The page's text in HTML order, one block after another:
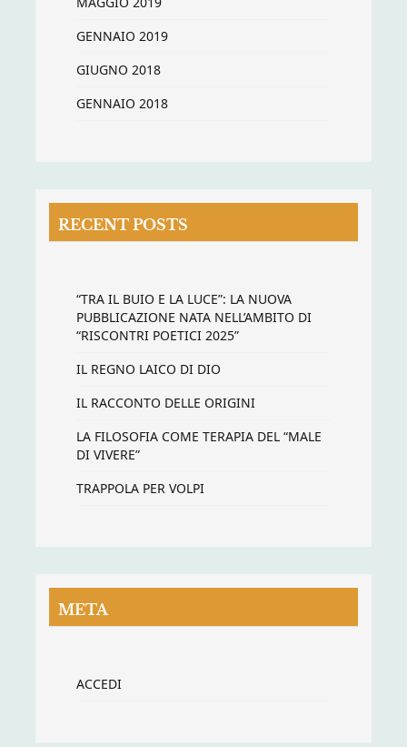
GENNAIO 2019
GIUGNO 2018
GENNAIO 2018
RECENT POSTS
“TRA IL BUIO E LA LUCE”: LA NUOVA
PUBBLICAZIONE NATA NELL’AMBITO DI
“RISCONTRI POETICI 2025”
IL REGNO LAICO DI DIO
IL RACCONTO DELLE ORIGINI
LA FILOSOFIA COME TERAPIA DEL “MALE
DI VIVERE”
TRAPPOLA PER VOLPI
META
ACCEDI